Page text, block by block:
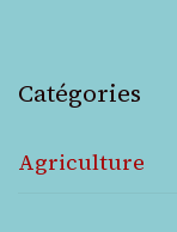
Catégories
Agriculture